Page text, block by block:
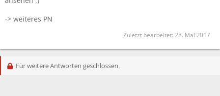
-> weiteres PN
Zuletzt bearbeitet: 28. Mai 2017
Für weitere Antworten geschlossen.